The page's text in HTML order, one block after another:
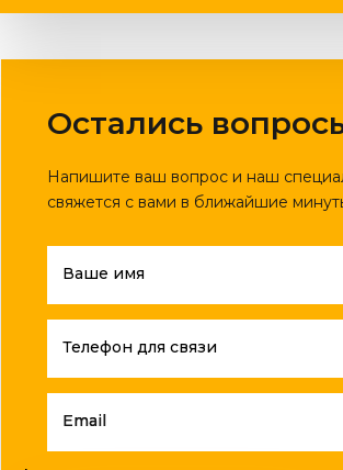
Остались
Напишите ваш вопрос и наш
свяжется с вами в ближайшие
Ваше имя
Телефон для связи
Email